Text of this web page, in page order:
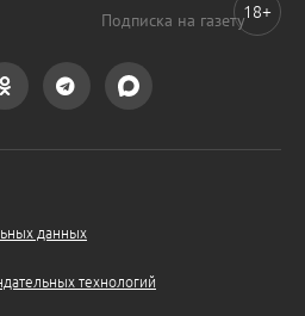
Подписка на газету
данных
технологий
18+